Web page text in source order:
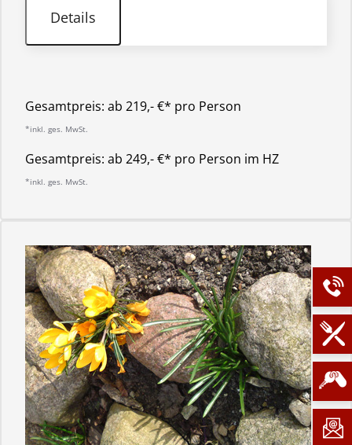
Details
Gesamtpreis: ab 219,- €* pro Person
*inkl. ges. MwSt.
Gesamtpreis: ab 249,- €* pro Person im HZ
*inkl. ges. MwSt.